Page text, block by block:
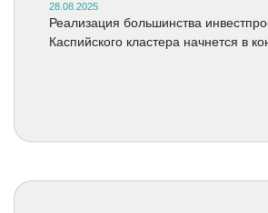
28.08.2025
Реализация большинства
Каспийского кластера начнется в